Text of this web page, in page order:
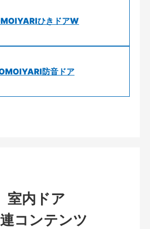
ひきドアW
防音ドア
室内ドア
コンテンツ